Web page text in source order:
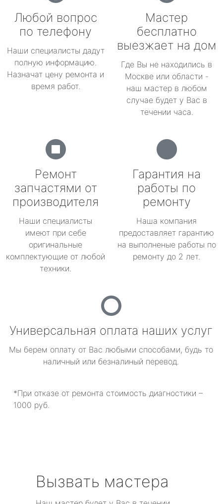
Любой вопрос
по телефону
Наши специалисты дадут
полную информацию.
Назначат цену ремонта и
время работ.
Мастер
бесплатно
выезжает на дом
Где Вы не находились в
Москве или области -
наш мастер в любом
случае будет у Вас в
течении часа.
Ремонт
запчастями от
производителя
Наши специалисты
имеют при себе
оригинальные
комплектующие от любой
техники.
Гарантия на
работы по
ремонту
Наша компания
предоставляет гарантию
на выполненые работы по
ремонту до 2 лет.
Универсальная оплата наших услуг
Мы берем оплату от Вас любыми способами, будь то
наличный или безналиный перевод.
*При отказе от ремонта стоимость диагностики –
1000 руб.
Вызвать мастера